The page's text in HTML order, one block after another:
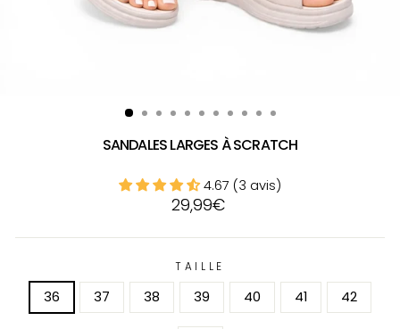
SANDALES LARGES À SCRATCH
4.67 (3 avis)
Prix
régulier
29,99€
TAILLE
36 37 38 39 40 41 42